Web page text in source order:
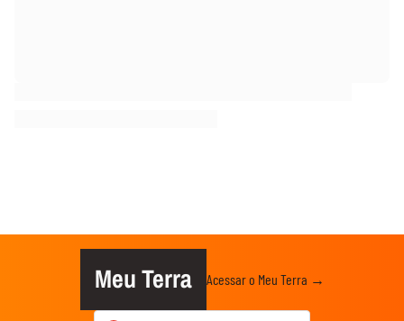
Meu Terra Acessar o Meu Terra →